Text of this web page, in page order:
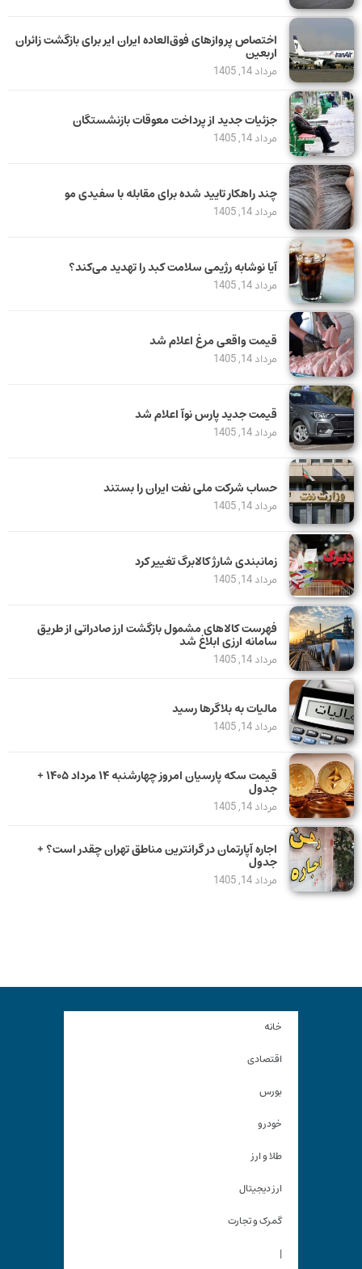
اختصاص پروازهای فوق‌العاده ایران ایر برای بازگشت زائران
اربعین
مرداد 14, 1405
جزئیات جدید از پرداخت معوقات بازنشستگان
مرداد 14, 1405
چند راهکار تایید شده برای مقابله با سفیدی مو
مرداد 14, 1405
آیا نوشابه رژیمی سلامت کبد را تهدید می‌کند؟
مرداد 14, 1405
قیمت واقعی مرغ اعلام شد
مرداد 14, 1405
قیمت جدید پارس نوآ اعلام شد
مرداد 14, 1405
حساب‌ شرکت ملی نفت ایران را بستند
مرداد 14, 1405
زمانبندی شارژ کالابرگ تغییر کرد
مرداد 14, 1405
فهرست کالاهای مشمول بازگشت ارز صادراتی از طریق
سامانه ارزی ابلاغ شد
مرداد 14, 1405
مالیات به بلاگرها رسید
مرداد 14, 1405
قیمت سکه پارسیان امروز چهارشنبه ۱۴ مرداد ۱۴۰۵ +
جدول
مرداد 14, 1405
اجاره آپارتمان در گرانترین مناطق تهران چقدر است؟ +
جدول
مرداد 14, 1405
خانه
اقتصادی
بورس
خودرو
طلا و ارز
ارز دیجیتال
گمرک و تجارت
|